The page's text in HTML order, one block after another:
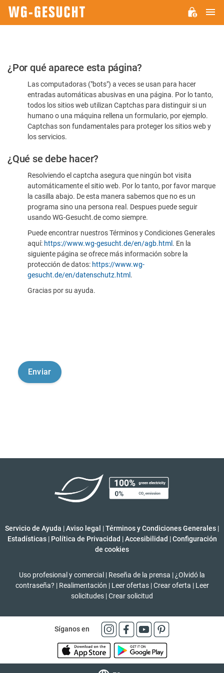
Por
favor,
confirme
humano
¿Por qué aparece esta página?
Las computadoras ("bots") a veces se usan para hacer
entradas automáticas abusivas en una página. Por lo tanto,
todos los sitios web utilizan Captchas para distinguir si un
humano o una máquina rellena un formulario, por ejemplo.
Captchas son fundamentales para proteger los sitios web y
los servicios.
¿Qué se debe hacer?
Resolviendo el captcha asegura que ningún bot visita
automáticamente el sitio web. Por lo tanto, por favor marque
la casilla abajo. De esta manera sabemos que no es un
programa sino una persona real. Despues puede seguir
usando WG-Gesucht.de como siempre.
Puede encontrar nuestros Términos y Condiciones Generales
aquí: https://www.wg-gesucht.de/en/agb.html . En la
siguiente página se ofrece más información sobre la
protección de datos: https://www.wg-
gesucht.de/en/datenschutz.html .
Gracias por su ayuda.
Servicio de Ayuda |Aviso legal |Términos y Condiciones Generales |
Estadísticas | Política de Privacidad | Accesibilidad | Configuración
de cookies
Uso profesional y comercial | Reseña de la prensa | ¿Olvidó la
contraseña? | Realimentación | Leer ofertas | Crear oferta | Leer
solicitudes |Crear solicitud
Síganos en